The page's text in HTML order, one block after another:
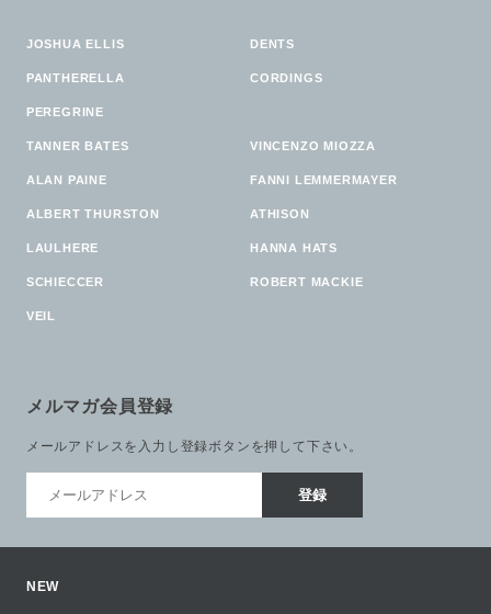
JOSHUA ELLIS DENTS
PANTHERELLA CORDINGS
PEREGRINE
TANNER BATES VINCENZO MIOZZA
ALAN PAINE FANNI LEMMERMAYER
ALBERT THURSTON ATHISON
LAULHERE HANNA HATS
SCHIECCER ROBERT MACKIE
VEIL
メルマガ会員登録
メールアドレスを入力し登録ボタンを押して下さい。
NEW